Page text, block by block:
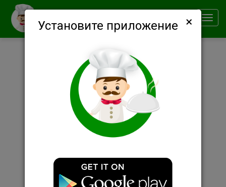
Установите приложение ×